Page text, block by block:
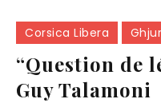
Corsica Libera
“Question de
Guy Talamoni